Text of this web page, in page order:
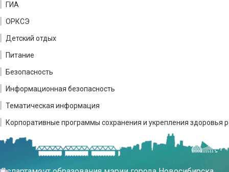
ГИА
ОРКСЭ
Детский отдых
Питание
Безопасность
Информационная безопасность
Тематическая информация
Корпоративные программы сохранения и укрепления здоровья